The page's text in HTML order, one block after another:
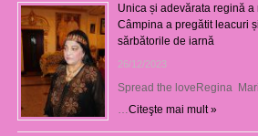
Unica și adevărata regină a
Câmpina a pregătit leacuri
sărbătorile de iarnă
26/12/2023
Spread the loveRegina
Citeşte mai mult »